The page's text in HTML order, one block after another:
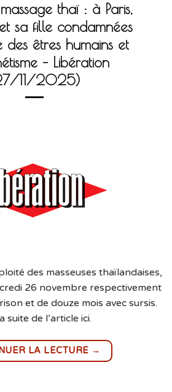
thaï : à Paris,
sa fille condamnées
des êtres humains et
– Libération
11/2025)
des masseuses thaïlandaises,
26 novembre respectivement
et de douze mois avec sursis.
suite de l’article ici.
LA LECTURE →